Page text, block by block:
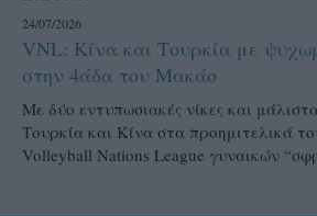
24/07/2026
VNL: Κίνα και Τουρκία με
στην 4άδα του Μακάο
Με δύο εντυπωσιακές νίκες και
Τουρκία και Κίνα στα προημιτελικά
Volleyball Nations League γυναικών